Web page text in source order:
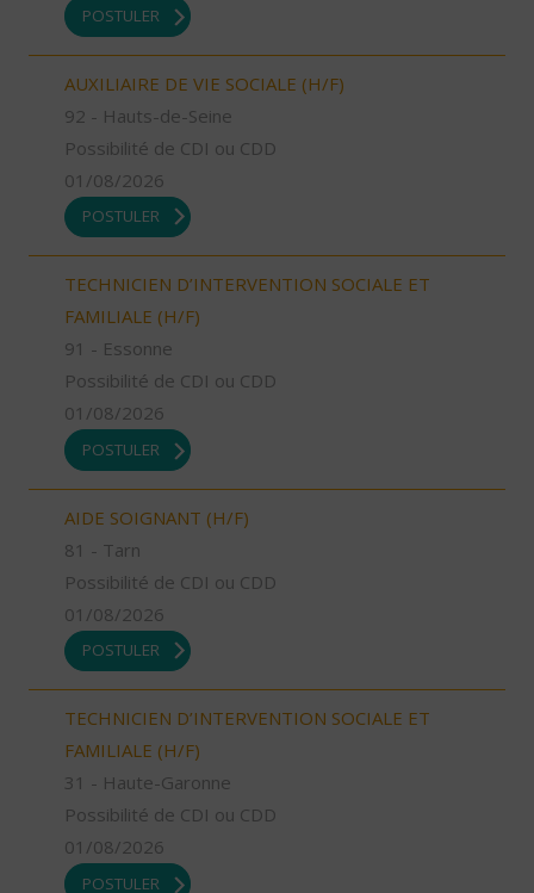
POSTULER
AUXILIAIRE DE VIE SOCIALE (H/F)
92 - Hauts-de-Seine
Possibilité de CDI ou CDD
01/08/2026
POSTULER
TECHNICIEN D’INTERVENTION SOCIALE ET
FAMILIALE (H/F)
91 - Essonne
Possibilité de CDI ou CDD
01/08/2026
POSTULER
AIDE SOIGNANT (H/F)
81 - Tarn
Possibilité de CDI ou CDD
01/08/2026
POSTULER
TECHNICIEN D’INTERVENTION SOCIALE ET
FAMILIALE (H/F)
31 - Haute-Garonne
Possibilité de CDI ou CDD
01/08/2026
POSTULER